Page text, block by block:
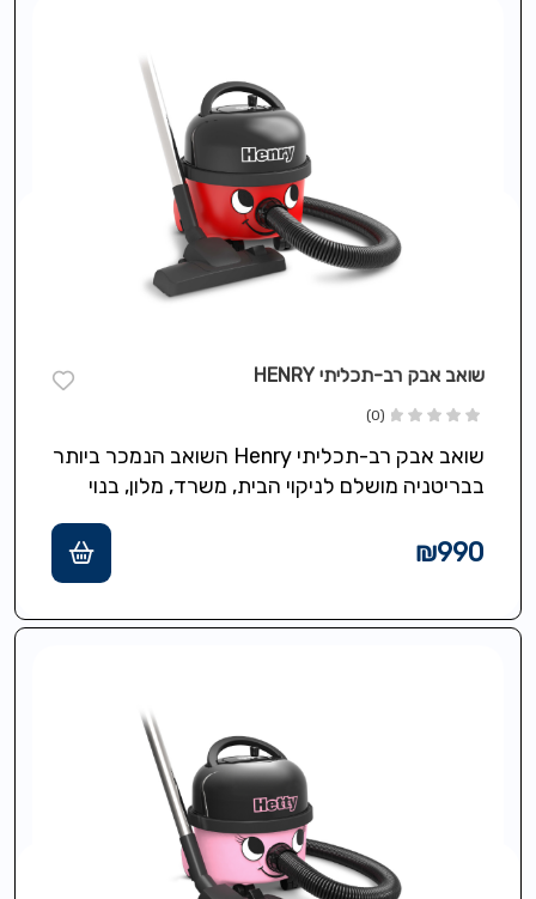
שואב אבק רב-תכליתי HENRY
(0)
שואב אבק רב-תכליתי Henry השואב הנמכר ביותר
בבריטניה מושלם לניקוי הבית, משרד, מלון, בנוי
₪990